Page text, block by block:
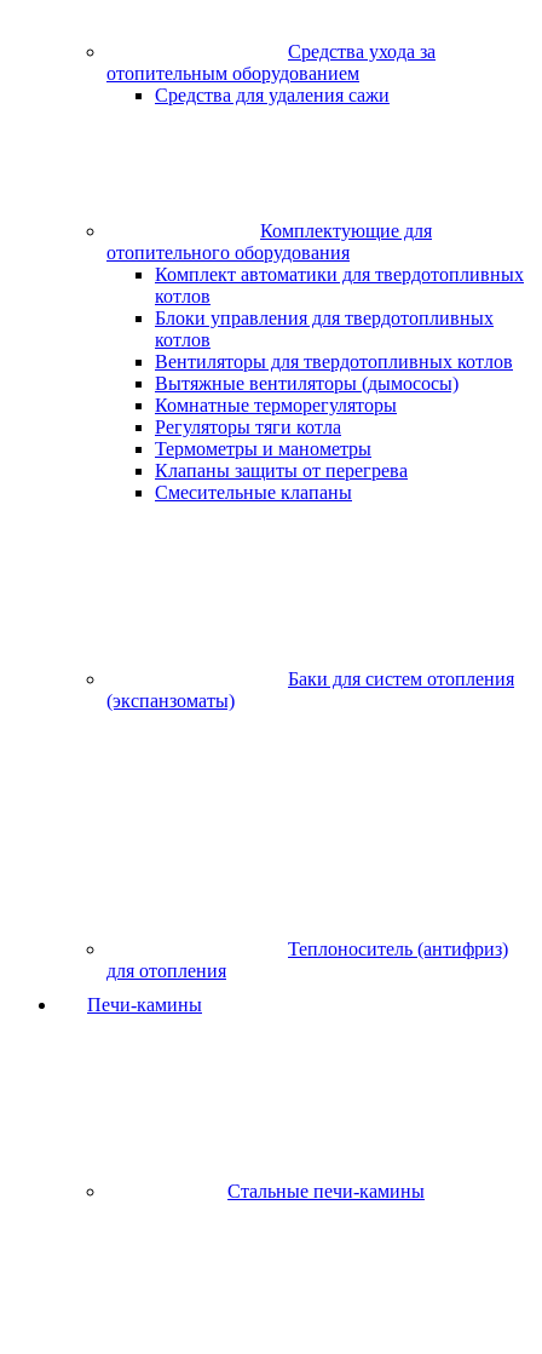
Средства ухода за
отопительным оборудованием
Средства для удаления сажи
Комплектующие для
отопительного оборудования
Комплект автоматики для твердотопливных
котлов
Блоки управления для твердотопливных
котлов
Вентиляторы для твердотопливных котлов
Вытяжные вентиляторы (дымососы)
Комнатные терморегуляторы
Регуляторы тяги котла
Термометры и манометры
Клапаны защиты от перегрева
Смесительные клапаны
Баки для систем отопления
(экспанзоматы)
Теплоноситель (антифриз)
для отопления
Печи-камины
Стальные печи-камины